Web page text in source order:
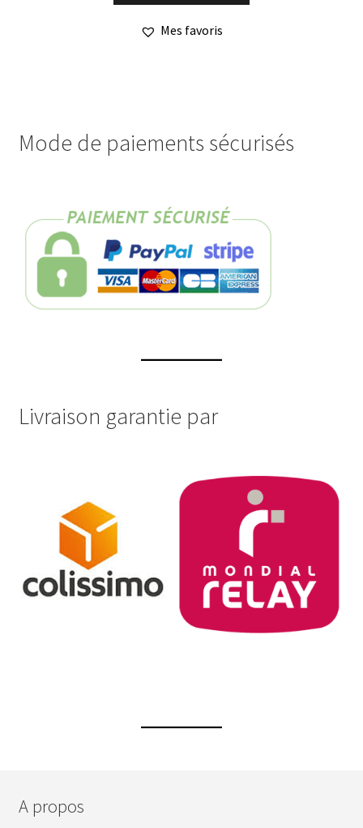
Mes favoris
Mode de paiements sécurisés
Livraison garantie par
A propos